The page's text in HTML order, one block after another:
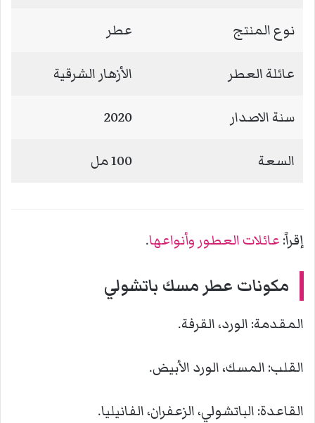
نوع المنتج عطر
عائلة العطر الأزهار الشرقية
سنة الاصدار 2020
السعة 100 مل
إقراً: عائلات العطور وأنواعها.
مكونات عطر مسك باتشولي
المقدمة: الورد، القرفة.
القلب: المسك، الورد الأبيض.
القاعدة: الباتشولي، الزعفران، الفانيليا.